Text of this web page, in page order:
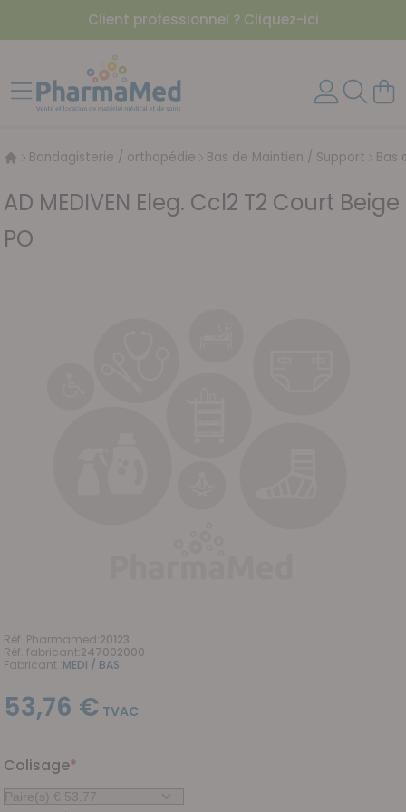
Client professionnel ? Cliquez-ici
Affichage navigation
Bandagisterie / orthopédie Bas de Maintien / Support Bas
AD MEDIVEN Eleg. Ccl2 T2 Court Beige
PO
Réf. Pharmamed:20123
Réf. fabricant:247002000
Fabricant : MEDI / BAS
53,76 €
Colisage